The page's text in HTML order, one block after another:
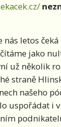
letos
jako
už několik
straně
našeho
uspořádat